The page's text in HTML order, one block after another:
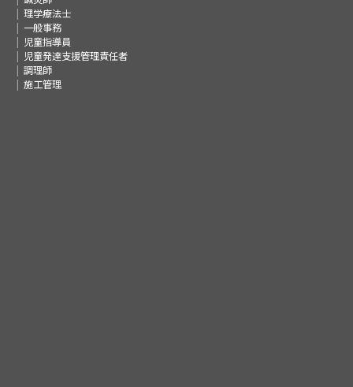
理学療法士
一般事務
児童指導員
児童発達支援管理責任者
調理師
施工管理